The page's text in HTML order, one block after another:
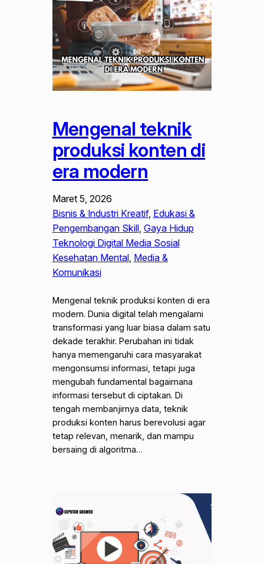
Mengenal teknik
produksi konten di
era modern
Maret 5, 2026
Bisnis & Industri Kreatif, Edukasi &
Pengembangan Skill, Gaya Hidup
Teknologi Digital Media Sosial
Kesehatan Mental, Media &
Komunikasi
Mengenal teknik produksi konten di era
modern. Dunia digital telah mengalami
transformasi yang luar biasa dalam satu
dekade terakhir. Perubahan ini tidak
hanya memengaruhi cara masyarakat
mengonsumsi informasi, tetapi juga
mengubah fundamental bagaimana
informasi tersebut di ciptakan. Di
tengah membanjirnya data, teknik
produksi konten harus berevolusi agar
tetap relevan, menarik, dan mampu
bersaing di algoritma…